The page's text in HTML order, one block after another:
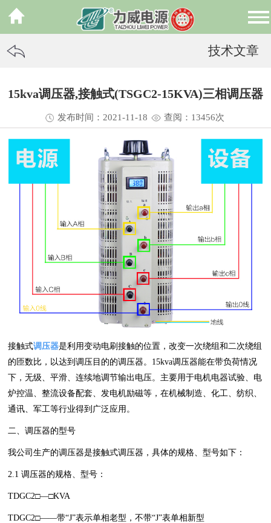
技术文章
15kva调压器,接触式(TSGC2-15KVA)三相调压器
发布时间：2021-11-18 查阅：13456次
接触式调压器是利用变动电刷接触的位置，改变一次绕组和二次绕组
的匝数比，以达到调压目的的调压器。15kva调压器能在带负荷情况
下，无级、平滑、连续地调节输出电压。主要用于电机电器试验、电
炉控温、整流设备配套、发电机励磁等，在机械制造、化工、纺织、
通讯、军工等行业得到广泛应用。
二、调压器的型号
我公司生产的调压器是接触式调压器，具体的规格、型号如下：
2.1 调压器的规格、型号：
TDGC2□—□KVA
TDGC2□——带“J”表示单相老型，不带“J”表单相新型